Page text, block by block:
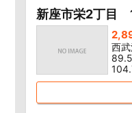
新座市栄2丁目
西